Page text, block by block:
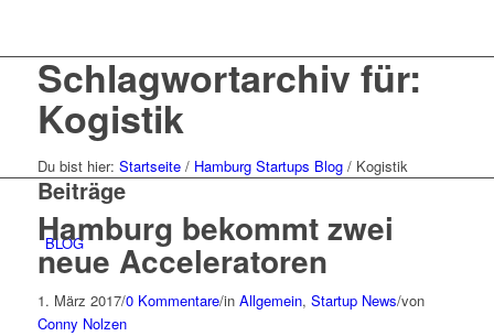
BLOG
Schlagwortarchiv für:
Kogistik
Du bist hier: Startseite / Hamburg Startups Blog / Kogistik
Beiträge
Hamburg bekommt zwei
neue Acceleratoren
1. März 2017/0 Kommentare/in Allgemein, Startup News/von
Conny Nolzen